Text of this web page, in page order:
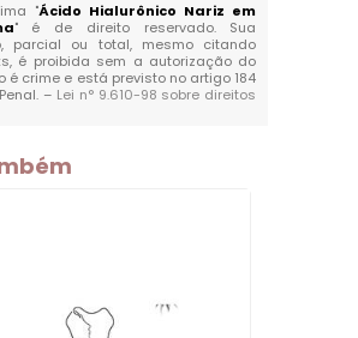
"Ácido Hialurônico Nariz em
" é de direito reservado. Sua
parcial ou total, mesmo citando
é proibida sem a autorização do
é crime e está previsto no artigo 184
– Lei n° 9.610-98 sobre direitos